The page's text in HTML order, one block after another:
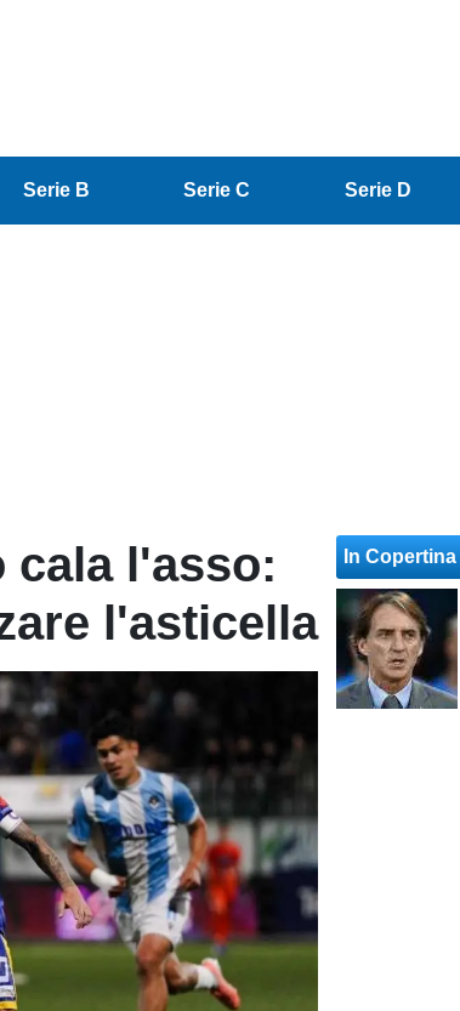
Serie B Serie C Serie D
cala l'asso:
l'asticella
In Copertina